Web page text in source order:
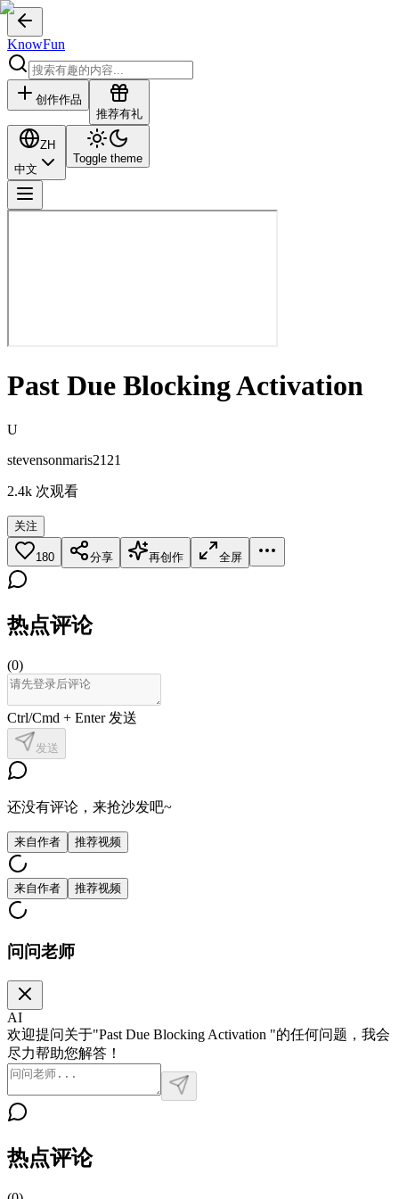
KnowFun
创作作品
推荐有礼
ZH
中文
Toggle theme
Past Due Blocking Activation
U
stevensonmaris2121
2.4k 次观看
关注
180 分享 再创作 全屏
热点评论
(0)
Ctrl/Cmd + Enter 发送
发送
还没有评论，来抢沙发吧~
来自作者 推荐视频
来自作者 推荐视频
问问老师
AI
欢迎提问关于"Past Due Blocking Activation "的任何问题，我会
尽力帮助您解答！
热点评论